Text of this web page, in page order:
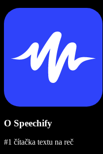
O Speechify
#1 čítačka textu na reč